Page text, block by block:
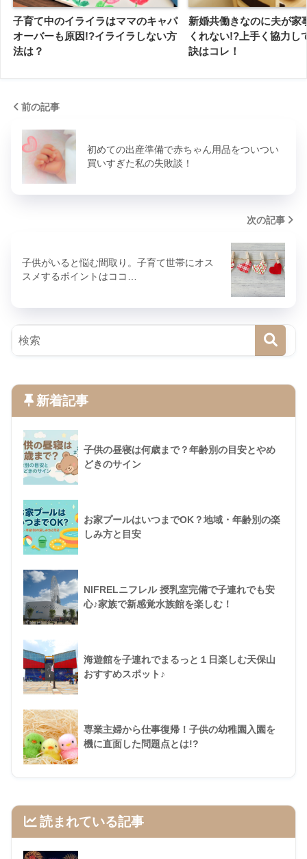
子育て中のイライラはママのキャパ
オーバーも原因!?イライラしない方
法は？
新婚共働きなのに夫が家
くれない!?上手く協力し
訣はコレ！
前の記事
初めての出産準備で赤ちゃん用品をついつい
買いすぎた私の失敗談！
次の記事
子供がいると悩む間取り。子育て世帯にオス
スメするポイントはココ…
新着記事
子供の昼寝は何歳まで？年齢別の目安とやめ
どきのサイン
お家プールはいつまでOK？地域・年齢別の楽
しみ方と目安
NIFRELニフレル 授乳室完備で子連れでも安
心♪家族で新感覚水族館を楽しむ！
海遊館を子連れでまるっと１日楽しむ天保山
おすすめスポット♪
専業主婦から仕事復帰！子供の幼稚園入園を
機に直面した問題点とは!?
読まれている記事